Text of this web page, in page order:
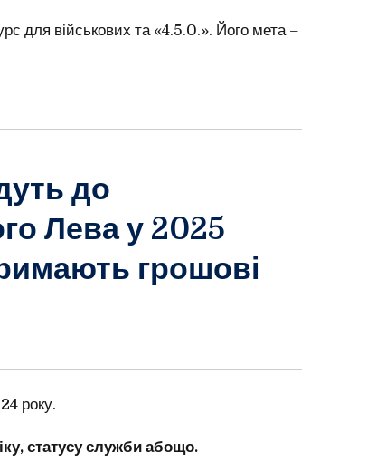
для військових та «4.5.0.». Його мета –
до
Лева у 2025
грошові
року.
статусу служби абощо.